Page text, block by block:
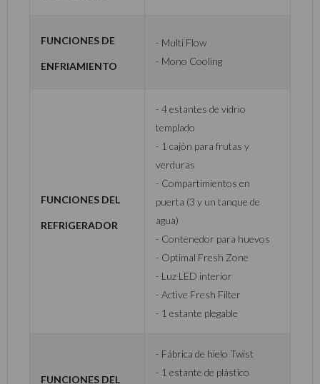
Funciones de
enfriamiento
- Multi Flow
- Mono Cooling
Funciones del
refrigerador
- 4 estantes de vidrio
templado
- 1 cajón para frutas y
verduras
- Compartimientos en
puerta (3 y un tanque de
agua)
- Contenedor para huevos
- Optimal Fresh Zone
- Luz LED interior
- Active Fresh Filter
- 1 estante plegable
Funciones del
- Fábrica de hielo Twist
- 1 estante de plástico